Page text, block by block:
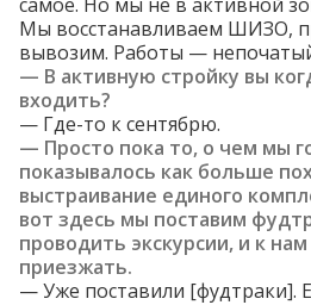
Мы восстанавливаем ШИЗО,
вывозим. Работы —
— В активную стройку вы
входить?
— Где-то к сентябрю.
— Просто пока то, о чем мы
показывалось как больше
выстраивание единого
вот здесь мы поставим
проводить экскурсии, и к
приезжать.
— Уже поставили [фудтраки].